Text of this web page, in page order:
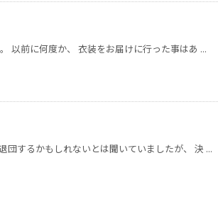
以前に何度か、 衣装をお届けに行った事はあ ...
団するかもしれないとは聞いていましたが、 決 ...